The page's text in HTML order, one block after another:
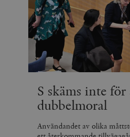
S skäms inte för
dubbelmoral
Användandet av olika